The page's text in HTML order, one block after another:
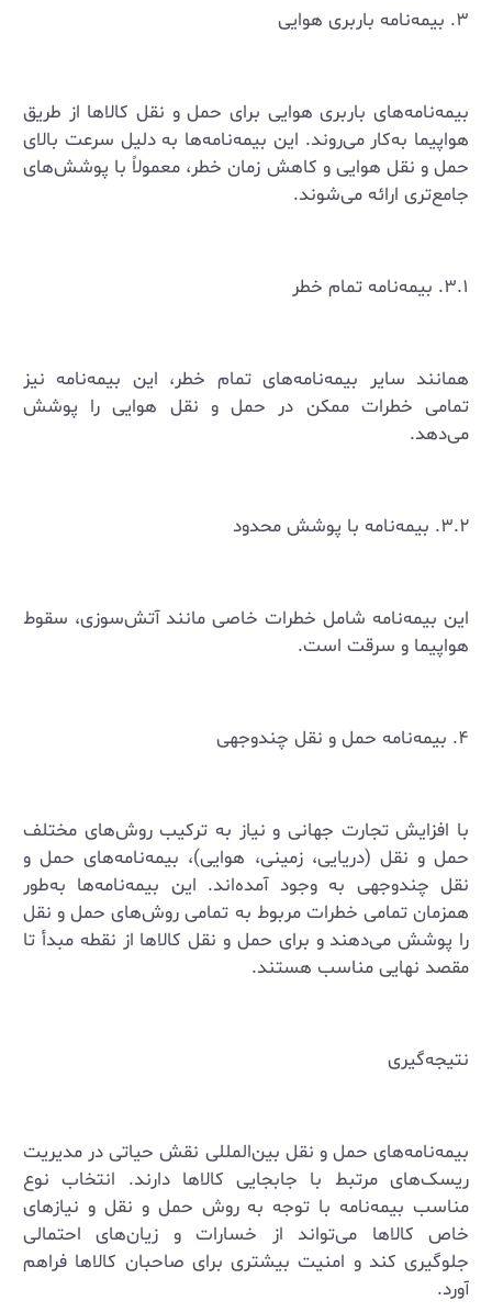
۳. بیمه‌نامه باربری هوایی
بیمه‌نامه‌های باربری هوایی برای حمل و نقل کالاها از طریق
هواپیما به‌کار می‌روند. این بیمه‌نامه‌ها به دلیل سرعت بالای
حمل و نقل هوایی و کاهش زمان خطر، معمولاً با پوشش‌های
جامع‌تری ارائه می‌شوند.
۳.۱. بیمه‌نامه تمام خطر
همانند سایر بیمه‌نامه‌های تمام خطر، این بیمه‌نامه نیز
تمامی خطرات ممکن در حمل و نقل هوایی را پوشش
می‌دهد.
۳.۲. بیمه‌نامه با پوشش محدود
این بیمه‌نامه شامل خطرات خاصی مانند آتش‌سوزی، سقوط
هواپیما و سرقت است.
۴. بیمه‌نامه حمل و نقل چندوجهی
با افزایش تجارت جهانی و نیاز به ترکیب روش‌های مختلف
حمل و نقل (دریایی، زمینی، هوایی)، بیمه‌نامه‌های حمل و
نقل چندوجهی به وجود آمده‌اند. این بیمه‌نامه‌ها به‌طور
همزمان تمامی خطرات مربوط به تمامی روش‌های حمل و نقل
را پوشش می‌دهند و برای حمل و نقل کالاها از نقطه مبدأ تا
مقصد نهایی مناسب هستند.
نتیجه‌گیری
بیمه‌نامه‌های حمل و نقل بین‌المللی نقش حیاتی در مدیریت
ریسک‌های مرتبط با جابجایی کالاها دارند. انتخاب نوع
مناسب بیمه‌نامه با توجه به روش حمل و نقل و نیازهای
خاص کالاها می‌تواند از خسارات و زیان‌های احتمالی
جلوگیری کند و امنیت بیشتری برای صاحبان کالاها فراهم
آورد.